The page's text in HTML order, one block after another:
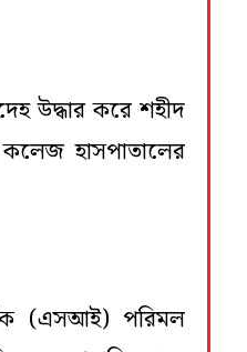
উদ্ধার করে শহীদ
হাসপাতালের
(এসআই) পরিমল